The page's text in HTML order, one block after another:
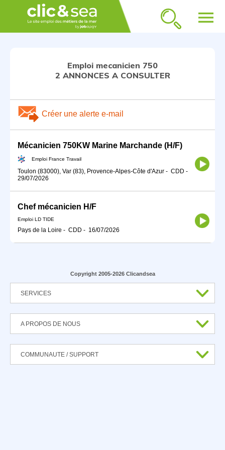
menu
Emploi mecanicien 750
2 ANNONCES A CONSULTER
Créer une alerte e-mail
Mécanicien 750KW Marine Marchande (H/F)
Emploi France Travail
Toulon (83000), Var (83), Provence-Alpes-Côte d'Azur - CDD -
29/07/2026
Chef mécanicien H/F
Emploi LD TIDE
Pays de la Loire - CDD - 16/07/2026
Copyright 2005-2026 Clicandsea
SERVICES
A PROPOS DE NOUS
COMMUNAUTE / SUPPORT